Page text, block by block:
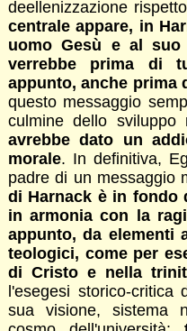
deellenizzazione
centrale appare, in
uomo Gesù e al suo
verrebbe prima di
appunto, anche prima
questo messaggio
culmine dello
avrebbe dato un
morale. In definitiva,
padre di un messaggio
di Harnack è in fondo
in armonia con la
appunto, da elementi
teologici, come per
di Cristo e nella
l'esegesi storico-critica
sua visione, sistema